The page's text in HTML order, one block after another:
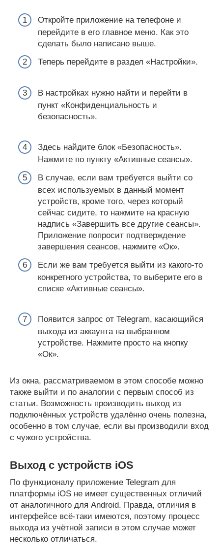
Откройте приложение на телефоне и
перейдите в его главное меню. Как это
сделать было написано выше.
Теперь перейдите в раздел «Настройки».
В настройках нужно найти и перейти в
пункт «Конфиденциальность и
безопасность».
Здесь найдите блок «Безопасность».
Нажмите по пункту «Активные сеансы».
В случае, если вам требуется выйти со
всех используемых в данный момент
устройств, кроме того, через который
сейчас сидите, то нажмите на красную
надпись «Завершить все другие сеансы».
Приложение попросит подтверждение
завершения сеансов, нажмите «Ок».
Если же вам требуется выйти из какого-то
конкретного устройства, то выберите его в
списке «Активные сеансы».
Появится запрос от Telegram, касающийся
выхода из аккаунта на выбранном
устройстве. Нажмите просто на кнопку
«Ок».
Из окна, рассматриваемом в этом способе можно
также выйти и по аналогии с первым способ из
статьи. Возможность производить выход из
подключённых устройств удалённо очень полезна,
особенно в том случае, если вы производили вход
с чужого устройства.
Выход с устройств iOS
По функционалу приложение Telegram для
платформы iOS не имеет существенных отличий
от аналогичного для Android. Правда, отличия в
интерфейсе всё-таки имеются, поэтому процесс
выхода из учётной записи в этом случае может
несколько отличаться.